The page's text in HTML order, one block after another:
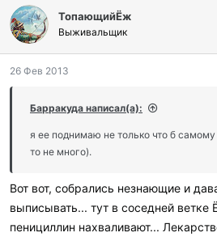
ТопающийЁж
Выживальщик
26 Фев 2013
Барракуда написал(а):
я ее поднимаю не только что б
то не много).
Вот вот, собрались незнающие и
выписывать... тут в соседней ветке
пенициллин нахваливают...